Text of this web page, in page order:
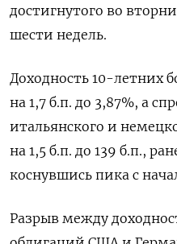
достигнутого во
шести недель.
Доходность 10-летних
на 1,7 б.п. до 3,87%, а
итальянского и
на 1,5 б.п. до 139 б.п.,
коснувшись пика с
Разрыв между